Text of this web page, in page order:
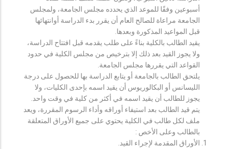
أسبوعين وفقًا للموعد الذي يحدده مجلس الجامعة، ولمجلس
الجامعة مراعاة للصالح العام أن يقرر بدء الدراسة أوانتهائها
قبل المواعيد المذكورة وبعدها.
يقيد الطالب بالكلية بناءً على طلب يقدمه قبل افتتاح الدراسة،
ولا يجوز القيد بعد ذلك إلا بترخيص من مجلس الكلية في حدود
القواعد التي يقررها مجلس الجامعة.
يلتحق الطالب بالجامعة أو يتابع الدراسة بها للحصول على درجة
الليسانس أو البكالوريوس أن يقيد اسمه بإحدى الكليات، ولا
يجوز للطالب أن يقيد اسمه في أكثر من كلية في وقت واحد.
يتم قيد الطالب بعد استيفاء أوراقه وأداء الرسوم المقررة، ويعد
ملف لكل طالب في الكلية يحتوي على جميع الأوراق المتعلقة
بالطالب وعلى الأخص :
الأوراق المقدمة لإجراء القيد.